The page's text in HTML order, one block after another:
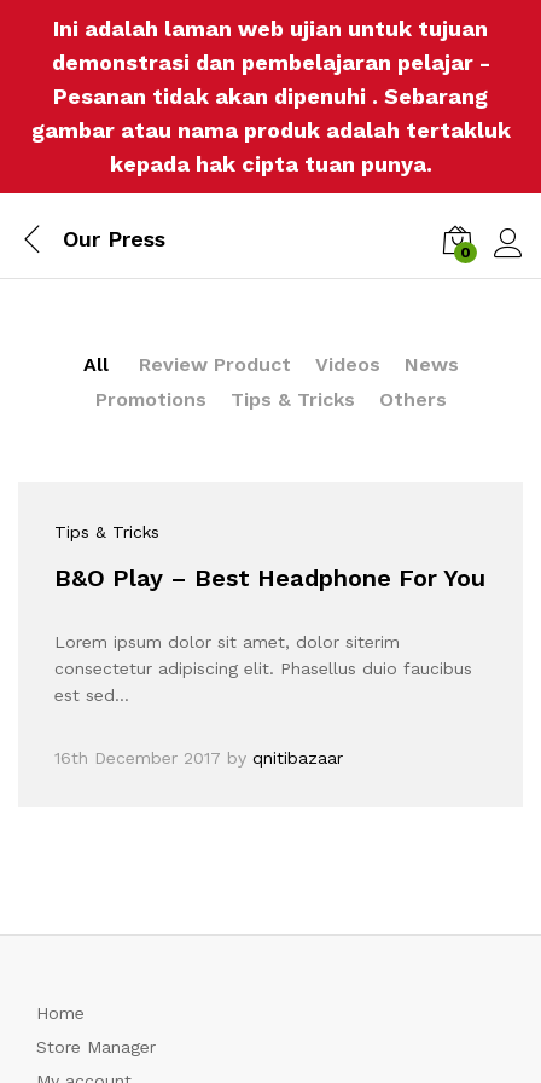
Ini adalah laman web ujian untuk tujuan
demonstrasi dan pembelajaran pelajar -
Pesanan tidak akan dipenuhi . Sebarang
gambar atau nama produk adalah tertakluk
kepada hak cipta tuan punya.
Our Press
0
All Review Product Videos
News
Promotions
Tips & Tricks Others
Tips & Tricks
B&O Play – Best Headphone For You
Lorem ipsum dolor sit amet, dolor siterim
consectetur adipiscing elit. Phasellus duio faucibus
est sed…
16th December 2017 by qnitibazaar
Home
Store Manager